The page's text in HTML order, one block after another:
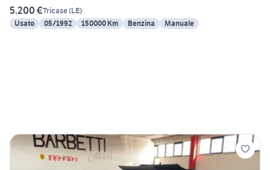
5.200 €Tricase(LE)
Usato
05/1992 150000 Km Benzina Manuale